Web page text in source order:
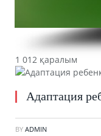
1 012 қаралым
Адаптация
BY ADMIN